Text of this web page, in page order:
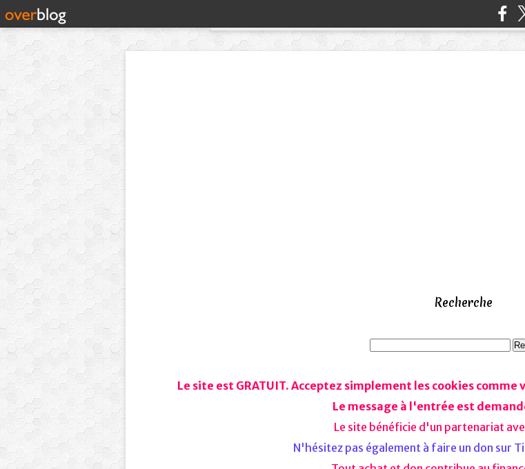
Recherche
Le site est GRATUIT. Acceptez simplement les cookies
Le message à l'entrée est
Le site bénéficie d'un partenariat
N'hésitez pas également à faire un don sur